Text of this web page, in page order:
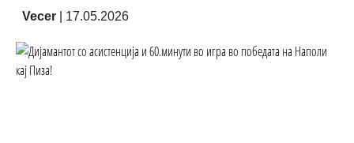
Vecer 17.05.2026